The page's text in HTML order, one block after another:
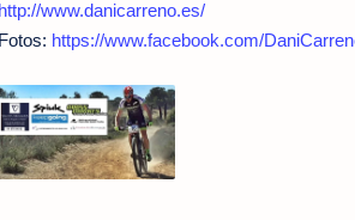
http://www.danicarreno.es/
Fotos: https://www.facebook.com/